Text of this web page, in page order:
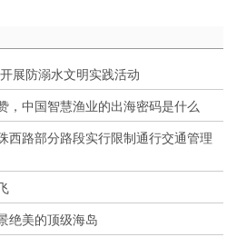
展防溺水文明实践活动
，中国智慧渔业的出海密码是什么
西路部分路段实行限制通行交通管理
绝美的顶级海岛